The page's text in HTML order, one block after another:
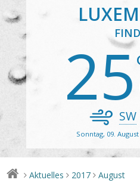
25
SW
Sonntag, 09.
> Aktuelles > 2017 > August